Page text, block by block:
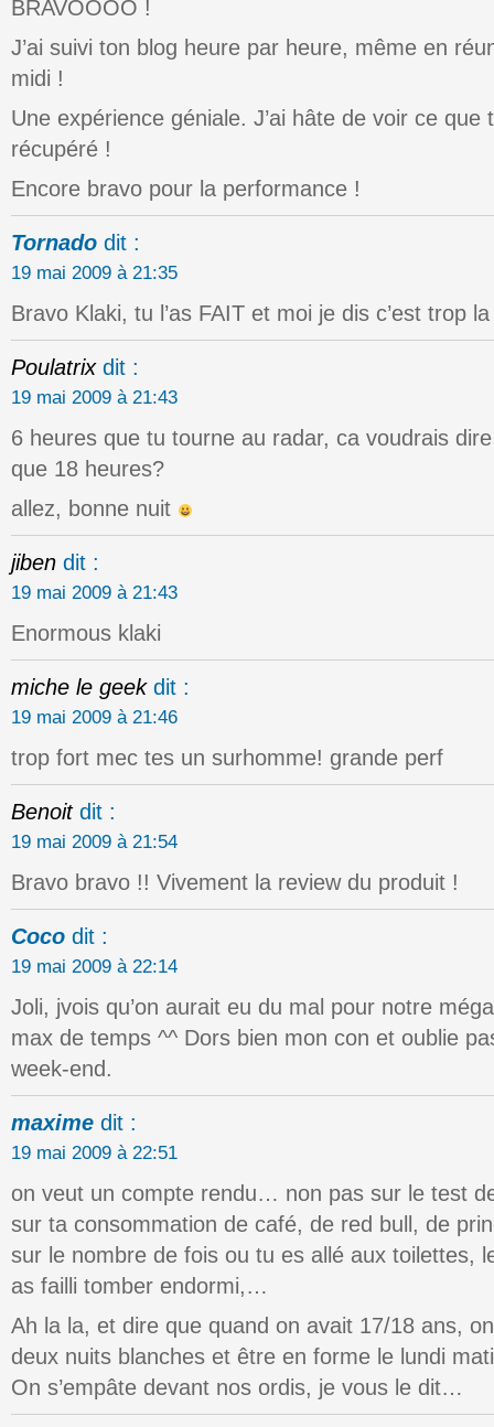
BRAVOOOO !
J’ai suivi ton blog heure par heure, même en
midi !
Une expérience géniale. J’ai hâte de voir ce
récupéré !
Encore bravo pour la performance !
Tornado dit :
19 mai 2009 à 21:35
Bravo Klaki, tu l’as FAIT et moi je dis c’est trop
Poulatrix dit :
19 mai 2009 à 21:43
6 heures que tu tourne au radar, ca voudrais
que 18 heures?
allez, bonne nuit
jiben dit :
19 mai 2009 à 21:43
Enormous klaki
miche le geek dit :
19 mai 2009 à 21:46
trop fort mec tes un surhomme! grande perf
Benoit dit :
19 mai 2009 à 21:54
Bravo bravo !! Vivement la review du produit !
Coco dit :
19 mai 2009 à 22:14
Joli, jvois qu’on aurait eu du mal pour notre
max de temps ^^ Dors bien mon con et oublie
week-end.
maxime dit :
19 mai 2009 à 22:51
on veut un compte rendu… non pas sur le test
sur ta consommation de café, de red bull, de
sur le nombre de fois ou tu es allé aux toilettes,
as failli tomber endormi,…
Ah la la, et dire que quand on avait 17/18 ans,
deux nuits blanches et être en forme le lundi
On s’empâte devant nos ordis, je vous le dit…